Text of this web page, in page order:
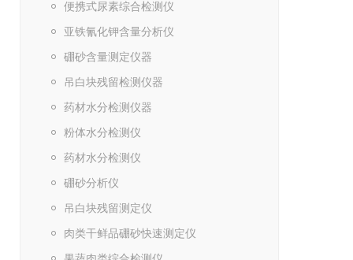
便携式尿素综合检测仪
亚铁氰化钾含量分析仪
硼砂含量测定仪器
吊白块残留检测仪器
药材水分检测仪器
粉体水分检测仪
药材水分检测仪
硼砂分析仪
吊白块残留测定仪
肉类干鲜品硼砂快速测定仪